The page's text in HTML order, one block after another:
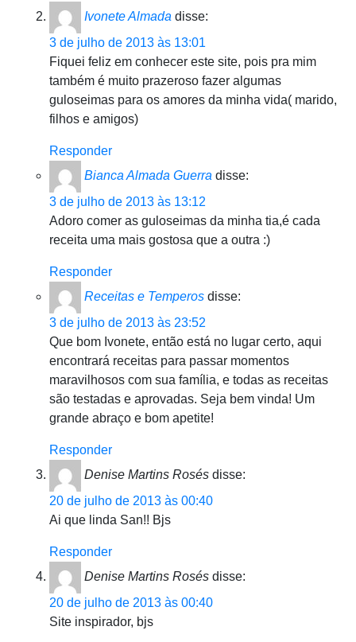
Ivonete Almada disse:
3 de julho de 2013 às 13:01
Fiquei feliz em conhecer este site, pois pra mim
também é muito prazeroso fazer algumas
guloseimas para os amores da minha vida( marido,
filhos e amigos)
Responder
Bianca Almada Guerra disse:
3 de julho de 2013 às 13:12
Adoro comer as guloseimas da minha tia,é cada
receita uma mais gostosa que a outra :)
Responder
Receitas e Temperos disse:
3 de julho de 2013 às 23:52
Que bom Ivonete, então está no lugar certo, aqui
encontrará receitas para passar momentos
maravilhosos com sua família, e todas as receitas
são testadas e aprovadas. Seja bem vinda! Um
grande abraço e bom apetite!
Responder
Denise Martins Rosés disse:
20 de julho de 2013 às 00:40
Ai que linda San!! Bjs
Responder
Denise Martins Rosés disse:
20 de julho de 2013 às 00:40
Site inspirador, bjs